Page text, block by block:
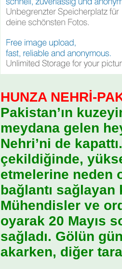
HUNZA NEHRİ-
Pakistan’ın
meydana gelen
Nehri’ni de
çekildiğinde,
etmelerine neden
bağlantı
Mühendisler ve
oyarak 20 Mayıs
sağladı. Gölün
akarken, diğer